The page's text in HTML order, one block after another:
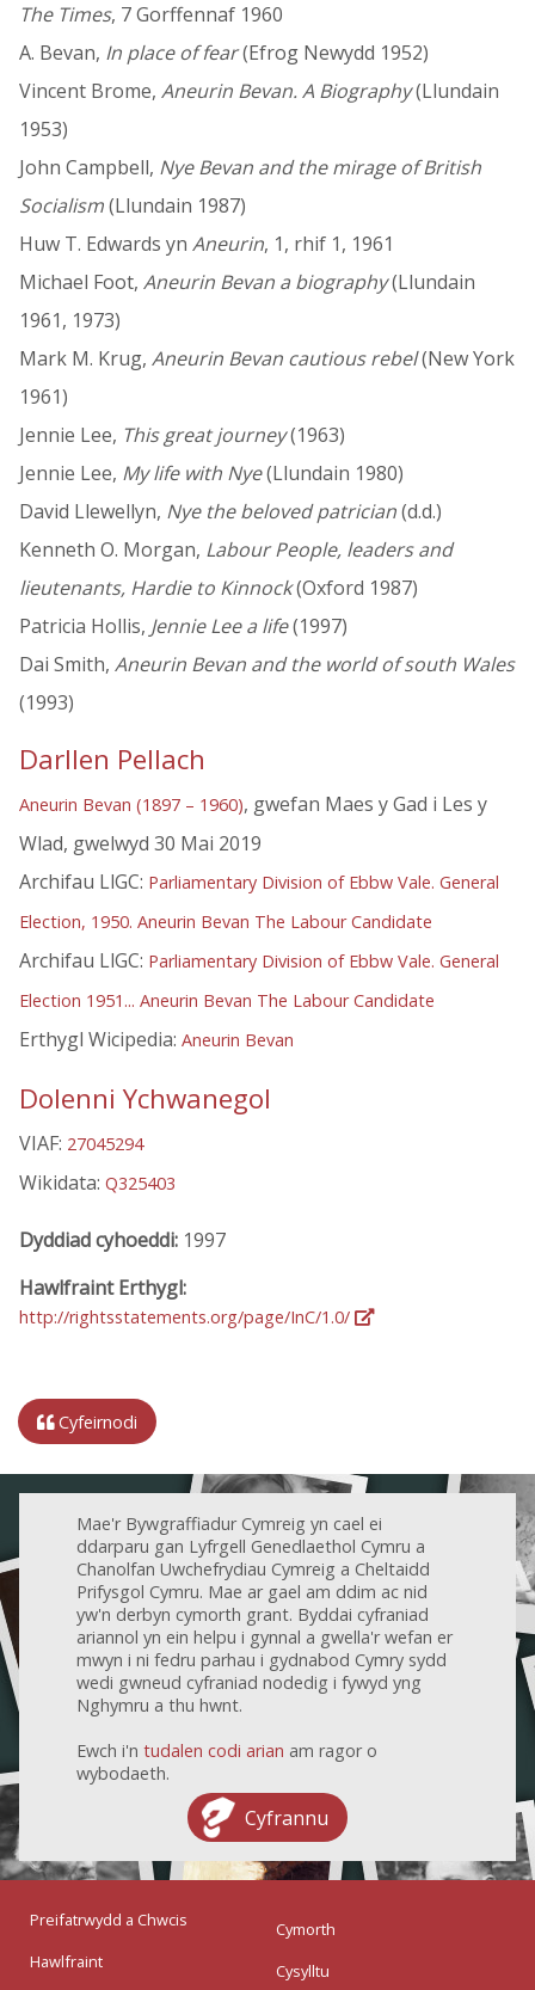
The Times, 7 Gorffennaf 1960
A. Bevan, In place of fear(Efrog Newydd 1952)
Vincent Brome, Aneurin Bevan. A Biography(Llundain
1953)
John Campbell, Nye Bevan and the mirage of British
Socialism(Llundain 1987)
Huw T. Edwards yn Aneurin, 1, rhif 1, 1961
Michael Foot, Aneurin Bevan a biography(Llundain
1961, 1973)
Mark M. Krug, Aneurin Bevan cautious rebel(New York
1961)
Jennie Lee, This great journey(1963)
Jennie Lee, My life with Nye(Llundain 1980)
David Llewellyn, Nye the beloved patrician(d.d.)
Kenneth O. Morgan, Labour People, leaders and
lieutenants, Hardie to Kinnock(Oxford 1987)
Patricia Hollis, Jennie Lee a life(1997)
Dai Smith, Aneurin Bevan and the world of south Wales
(1993)
Darllen Pellach
Aneurin Bevan (1897 – 1960), gwefan Maes y Gad i Les y
Wlad, gwelwyd 30 Mai 2019
Archifau LlGC: Parliamentary Division of Ebbw Vale. General
Election, 1950. Aneurin Bevan The Labour Candidate
Archifau LlGC: Parliamentary Division of Ebbw Vale. General
Election 1951... Aneurin Bevan The Labour Candidate
Erthygl Wicipedia: Aneurin Bevan
Dolenni Ychwanegol
VIAF: 27045294
Wikidata: Q325403
Dyddiad cyhoeddi: 1997
Hawlfraint Erthygl:
http://rightsstatements.org/page/InC/1.0/
Cyfeirnodi
Mae'r Bywgraffiadur Cymreig yn cael ei
ddarparu gan Lyfrgell Genedlaethol Cymru a
Chanolfan Uwchefrydiau Cymreig a Cheltaidd
Prifysgol Cymru. Mae ar gael am ddim ac nid
yw'n derbyn cymorth grant. Byddai cyfraniad
ariannol yn ein helpu i gynnal a gwella'r wefan er
mwyn i ni fedru parhau i gydnabod Cymry sydd
wedi gwneud cyfraniad nodedig i fywyd yng
Nghymru a thu hwnt.
Ewch i'n tudalen codi arian am ragor o
wybodaeth.
Cyfrannu
Preifatrwydd a Chwcis
Hawlfraint
Cymorth
Cysylltu